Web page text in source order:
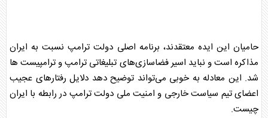
حامیان این ایده معتقدند، برنامه اصلی دولت ترامپ نسبت به ایران
مذاکره است و نباید اسیر فضاسازی‌های تبلیغاتی ترامپ و ترامپیست ها
شد. این معادله به خوبی می‌تواند توضیح دهد دلایل رفتارهای عجیب
اعضای تیم سیاست خارجی و امنیت ملی دولت ترامپ در رابطه با ایران
چیست.